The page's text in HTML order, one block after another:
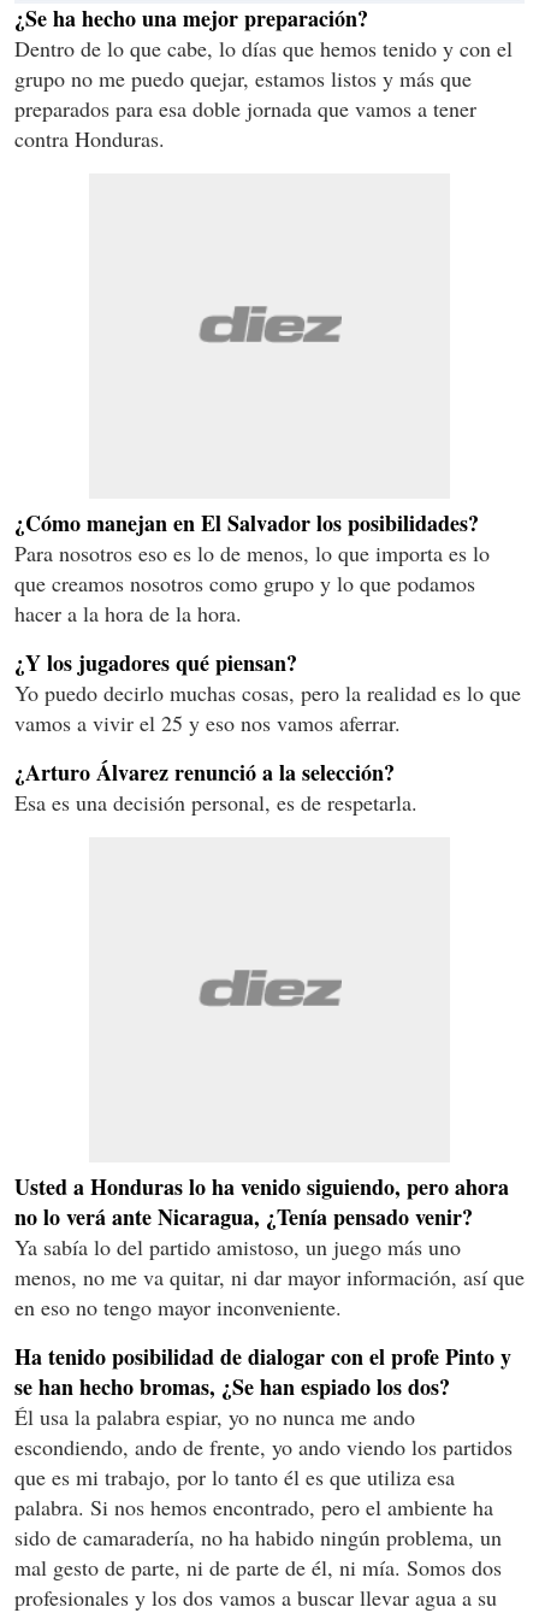
¿Se ha hecho una mejor preparación?
Dentro de lo que cabe, lo días que hemos tenido y con el
grupo no me puedo quejar, estamos listos y más que
preparados para esa doble jornada que vamos a tener
contra Honduras.
¿Cómo manejan en El Salvador los posibilidades?
Para nosotros eso es lo de menos, lo que importa es lo
que creamos nosotros como grupo y lo que podamos
hacer a la hora de la hora.
¿Y los jugadores qué piensan?
Yo puedo decirlo muchas cosas, pero la realidad es lo que
vamos a vivir el 25 y eso nos vamos aferrar.
¿Arturo Álvarez renunció a la selección?
Esa es una decisión personal, es de respetarla.
Usted a Honduras lo ha venido siguiendo, pero ahora
no lo verá ante Nicaragua, ¿Tenía pensado venir?
Ya sabía lo del partido amistoso, un juego más uno
menos, no me va quitar, ni dar mayor información, así que
en eso no tengo mayor inconveniente.
Ha tenido posibilidad de dialogar con el profe Pinto y
se han hecho bromas, ¿Se han espiado los dos?
Él usa la palabra espiar, yo no nunca me ando
escondiendo, ando de frente, yo ando viendo los partidos
que es mi trabajo, por lo tanto él es que utiliza esa
palabra. Si nos hemos encontrado, pero el ambiente ha
sido de camaradería, no ha habido ningún problema, un
mal gesto de parte, ni de parte de él, ni mía. Somos dos
profesionales y los dos vamos a buscar llevar agua a su